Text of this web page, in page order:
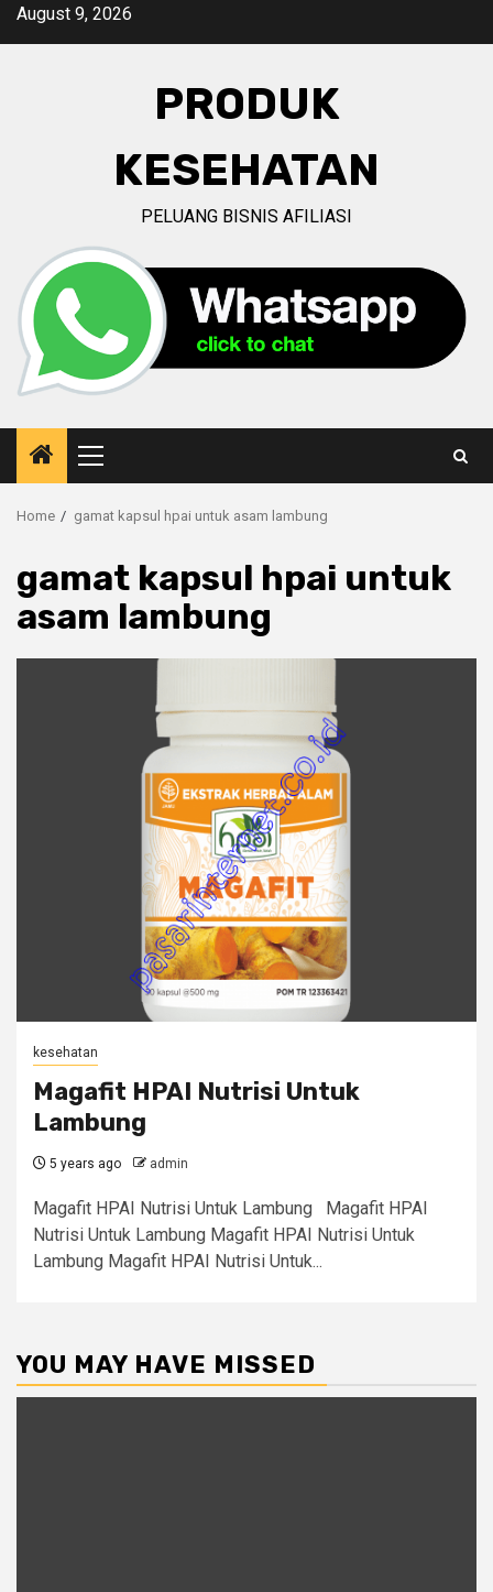
SkipAugust 9, 2026
PRODUK
KESEHATAN
PELUANG BISNIS AFILIASI
Primary
Menu
Home gamat kapsul hpai untuk asam lambung
gamat kapsul hpai untuk
asam lambung
kesehatan
Magafit HPAI Nutrisi Untuk
Lambung
5 years ago admin
Magafit HPAI Nutrisi Untuk Lambung Magafit HPAI
Nutrisi Untuk Lambung Magafit HPAI Nutrisi Untuk
Lambung Magafit HPAI Nutrisi Untuk...
YOU MAY HAVE MISSED